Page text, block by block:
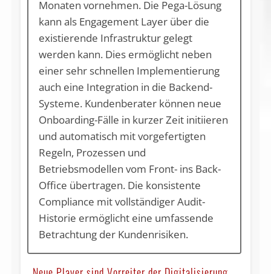
Monaten vornehmen. Die Pega-Lösung
kann als Engagement Layer über die
existierende Infrastruktur gelegt
werden kann. Dies ermöglicht neben
einer sehr schnellen Implementierung
auch eine Integration in die Backend-
Systeme. Kundenberater können neue
Onboarding-Fälle in kurzer Zeit initiieren
und automatisch mit vorgefertigten
Regeln, Prozessen und
Betriebsmodellen vom Front- ins Back-
Office übertragen. Die konsistente
Compliance mit vollständiger Audit-
Historie ermöglicht eine umfassende
Betrachtung der Kundenrisiken.